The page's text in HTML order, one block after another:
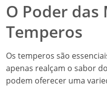
O Poder
Temperos
Os temperos são
apenas realçam o sabor
podem oferecer uma